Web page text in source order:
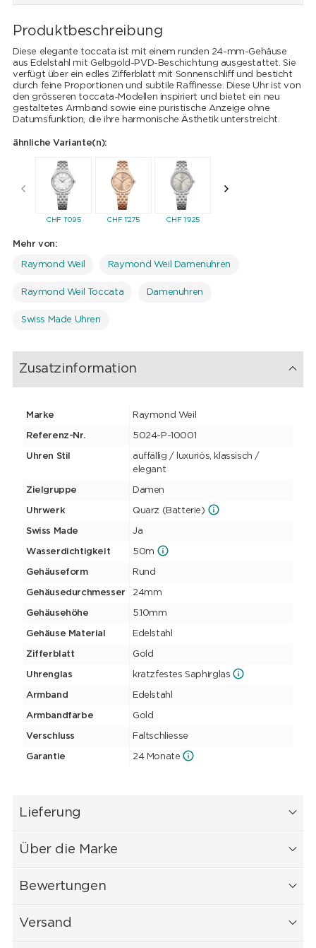
Produktbeschreibung
Diese elegante toccata ist mit einem runden 24-mm-Gehäuse
aus Edelstahl mit Gelbgold-PVD-Beschichtung ausgestattet. Sie
verfügt über ein edles Zifferblatt mit Sonnenschliff und besticht
durch feine Proportionen und subtile Raffinesse. Diese Uhr ist von
den grösseren toccata-Modellen inspiriert und bietet ein neu
gestaltetes Armband sowie eine puristische Anzeige ohne
Datumsfunktion, die ihre harmonische Ästhetik unterstreicht.
ähnliche Variante(n):
CHF 1'095 CHF1'275 CHF1'925
Mehr von:
Raymond Weil Raymond Weil Damenuhren
Raymond Weil Toccata Damenuhren
Swiss Made Uhren
Zusatzinformation
Marke Raymond Weil
Referenz-Nr. 5024-P-10001
Uhren Stil
auffällig / luxuriös, klassisch /
elegant
Zielgruppe Damen
Uhrwerk Quarz (Batterie)
Swiss Made Ja
Wasserdichtigkeit 50m
Gehäuseform Rund
Gehäusedurchmesser 24mm
Gehäusehöhe 5.10mm
Gehäuse Material Edelstahl
Zifferblatt Gold
Uhrenglas kratzfestes Saphirglas
Armband Edelstahl
Armbandfarbe Gold
Verschluss Faltschliesse
Garantie 24 Monate
Lieferung
Über die Marke
Bewertungen
Versand